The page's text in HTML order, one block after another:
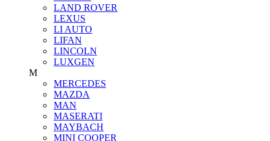
LAND ROVER
LEXUS
LI AUTO
LIFAN
LINCOLN
LUXGEN
M
MERCEDES
MAZDA
MAN
MASERATI
MAYBACH
MINI COOPER